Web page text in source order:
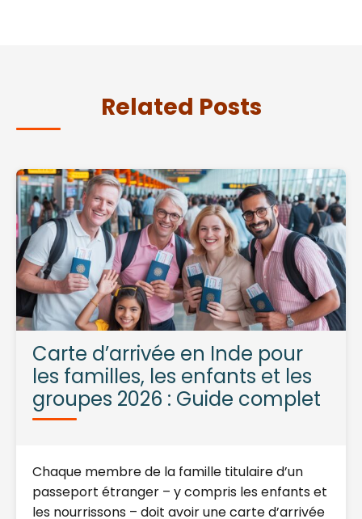
Related Posts
Carte d’arrivée en Inde pour
les familles, les enfants et les
groupes 2026 : Guide complet
Chaque membre de la famille titulaire d’un
passeport étranger – y compris les enfants et
les nourrissons – doit avoir une carte d’arrivée